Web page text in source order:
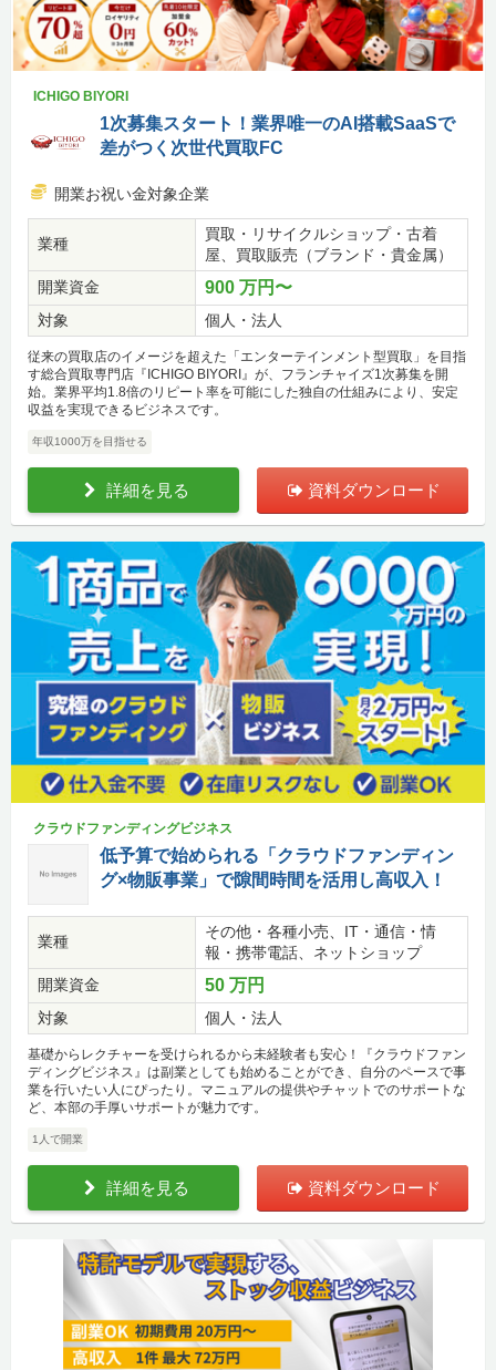
ICHIGO BIYORI
1次募集スタート！業界唯一のAI搭載SaaSで
差がつく次世代買取FC
開業お祝い金対象企業
業種
買取・リサイクルショップ・古着
屋、買取販売（ブランド・貴金属）
開業資金
900 万円〜
対象 個人・法人
従来の買取店のイメージを超えた「エンターテインメント型買取」を目指
す総合買取専門店『ICHIGO BIYORI』が、フランチャイズ1次募集を開
始。業界平均1.8倍のリピート率を可能にした独自の仕組みにより、安定
収益を実現できるビジネスです。
年収1000万を目指せる
詳細を見る 資料ダウンロード
クラウドファンディングビジネス
低予算で始められる「クラウドファンディン
グ×物販事業」で隙間時間を活用し高収入！
業種
その他・各種小売、IT・通信・情
報・携帯電話、ネットショップ
開業資金
50 万円
対象 個人・法人
基礎からレクチャーを受けられるから未経験者も安心！『クラウドファン
ディングビジネス』は副業としても始めることができ、自分のペースで事
業を行いたい人にぴったり。マニュアルの提供やチャットでのサポートな
ど、本部の手厚いサポートが魅力です。
1人で開業
詳細を見る 資料ダウンロード